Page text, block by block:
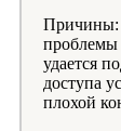
Причины:
проблемы
удается
доступа
плохой